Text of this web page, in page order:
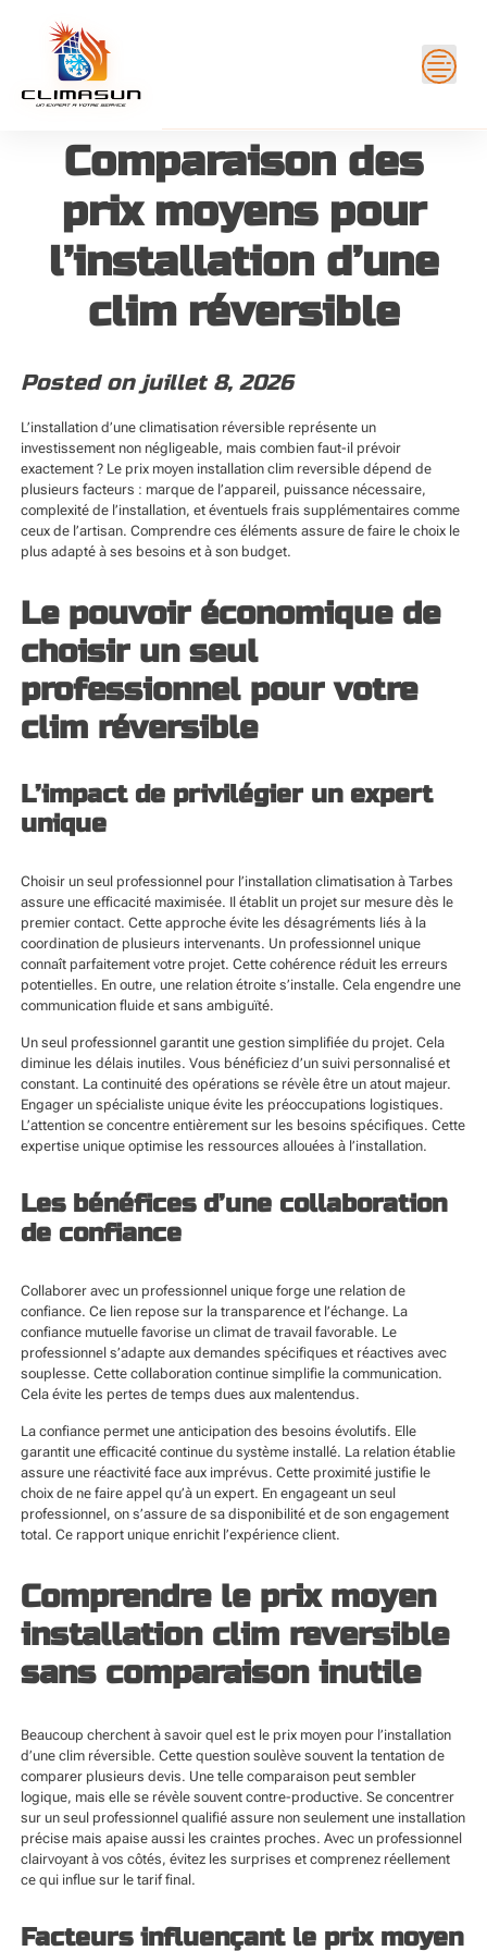
Comparaison des
prix moyens pour
l’installation d’une
clim réversible
Posted on juillet 8, 2026
L’installation d’une climatisation réversible représente un
investissement non négligeable, mais combien faut-il prévoir
exactement ? Le prix moyen installation clim reversible dépend de
plusieurs facteurs : marque de l’appareil, puissance nécessaire,
complexité de l’installation, et éventuels frais supplémentaires comme
ceux de l’artisan. Comprendre ces éléments assure de faire le choix le
plus adapté à ses besoins et à son budget.
Le pouvoir économique de
choisir un seul
professionnel pour votre
clim réversible
L’impact de privilégier un expert
unique
Choisir un seul professionnel pour l’installation climatisation à Tarbes
assure une efficacité maximisée. Il établit un projet sur mesure dès le
premier contact. Cette approche évite les désagréments liés à la
coordination de plusieurs intervenants. Un professionnel unique
connaît parfaitement votre projet. Cette cohérence réduit les erreurs
potentielles. En outre, une relation étroite s’installe. Cela engendre une
communication fluide et sans ambiguïté.
Un seul professionnel garantit une gestion simplifiée du projet. Cela
diminue les délais inutiles. Vous bénéficiez d’un suivi personnalisé et
constant. La continuité des opérations se révèle être un atout majeur.
Engager un spécialiste unique évite les préoccupations logistiques.
L’attention se concentre entièrement sur les besoins spécifiques. Cette
expertise unique optimise les ressources allouées à l’installation.
Les bénéfices d’une collaboration
de confiance
Collaborer avec un professionnel unique forge une relation de
confiance. Ce lien repose sur la transparence et l’échange. La
confiance mutuelle favorise un climat de travail favorable. Le
professionnel s’adapte aux demandes spécifiques et réactives avec
souplesse. Cette collaboration continue simplifie la communication.
Cela évite les pertes de temps dues aux malentendus.
La confiance permet une anticipation des besoins évolutifs. Elle
garantit une efficacité continue du système installé. La relation établie
assure une réactivité face aux imprévus. Cette proximité justifie le
choix de ne faire appel qu’à un expert. En engageant un seul
professionnel, on s’assure de sa disponibilité et de son engagement
total. Ce rapport unique enrichit l’expérience client.
Comprendre le prix moyen
installation clim reversible
sans comparaison inutile
Beaucoup cherchent à savoir quel est le prix moyen pour l’installation
d’une clim réversible. Cette question soulève souvent la tentation de
comparer plusieurs devis. Une telle comparaison peut sembler
logique, mais elle se révèle souvent contre-productive. Se concentrer
sur un seul professionnel qualifié assure non seulement une installation
précise mais apaise aussi les craintes proches. Avec un professionnel
clairvoyant à vos côtés, évitez les surprises et comprenez réellement
ce qui influe sur le tarif final.
Facteurs influençant le prix moyen